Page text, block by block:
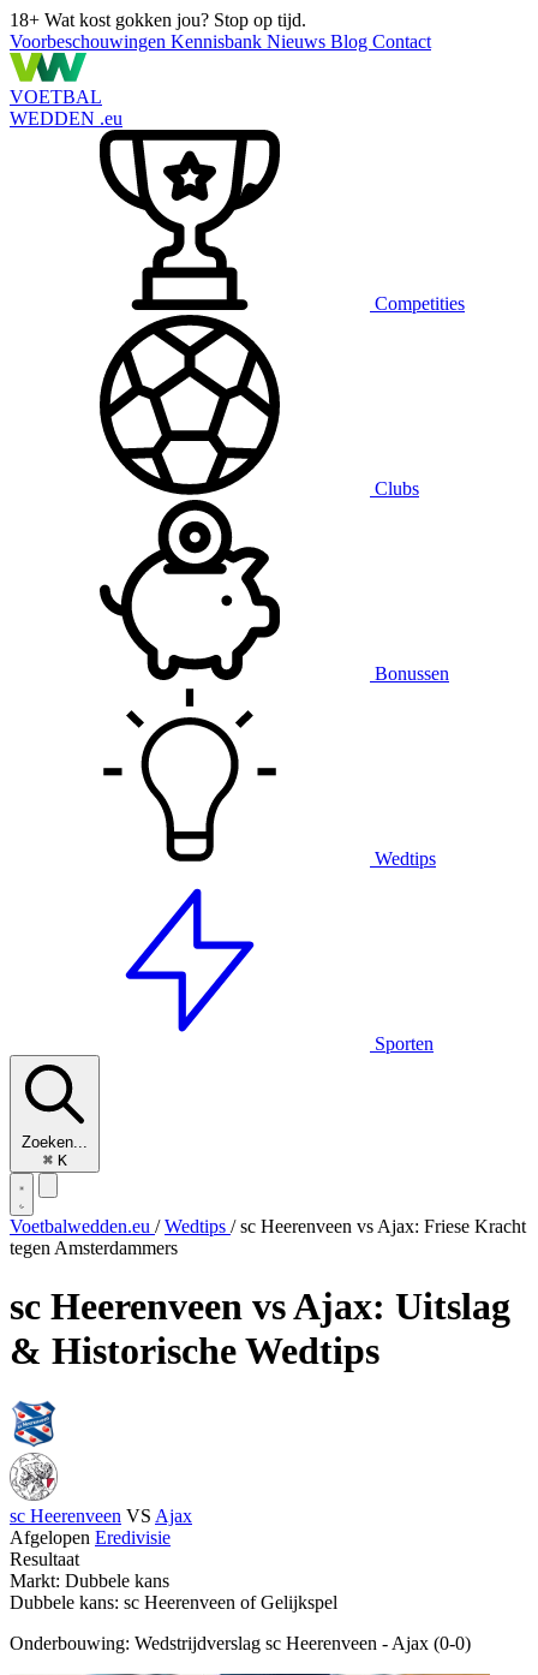
18+ Wat kost gokken jou? Stop op tijd.
Voorbeschouwingen Kennisbank Nieuws Blog Contact
VOETBAL
WEDDEN .eu
Competities
Clubs
Bonussen
Wedtips
Sporten
Zoeken...
⌘ K
Voetbalwedden.eu / Wedtips / sc Heerenveen vs Ajax: Friese Kracht
tegen Amsterdammers
sc Heerenveen vs Ajax: Uitslag
& Historische Wedtips
sc Heerenveen VS Ajax
Afgelopen Eredivisie
Resultaat
Markt: Dubbele kans
Dubbele kans: sc Heerenveen of Gelijkspel
Onderbouwing: Wedstrijdverslag sc Heerenveen - Ajax (0-0)